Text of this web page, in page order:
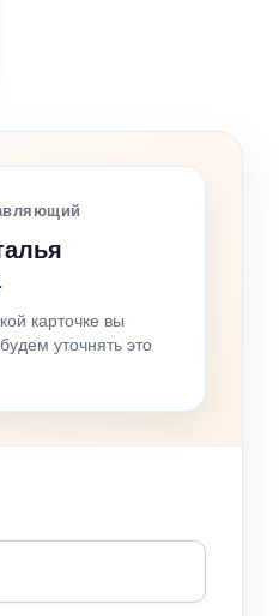
карточке вы
уточнять это